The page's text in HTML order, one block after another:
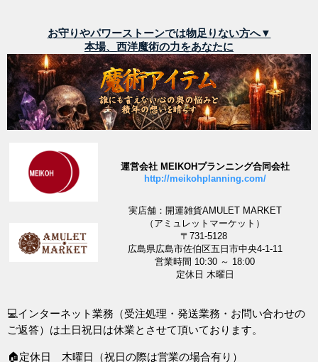
お守りやパワーストーンでは物足りない方へ▼
本場、西洋魔術の力をあなたに
運営会社 MEIKOHプランニング合同会社
http://meikohplanning.com/
実店舗：開運雑貨AMULET MARKET
（アミュレットマーケット）
〒731-5128
広島県広島市佐伯区五日市中央4-1-11
営業時間 10:30 ～ 18:00
定休日 木曜日
💻インターネット業務（受注処理・発送業務・お問い合わせの
ご返答）は土日祝日は休業とさせて頂いております。
🏠定休日 木曜日（祝日の際は営業の場合有り）